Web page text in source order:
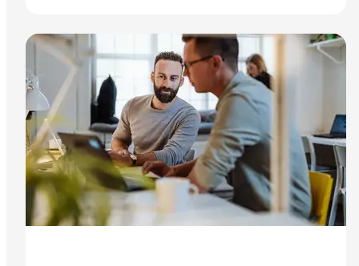
Lire l'article